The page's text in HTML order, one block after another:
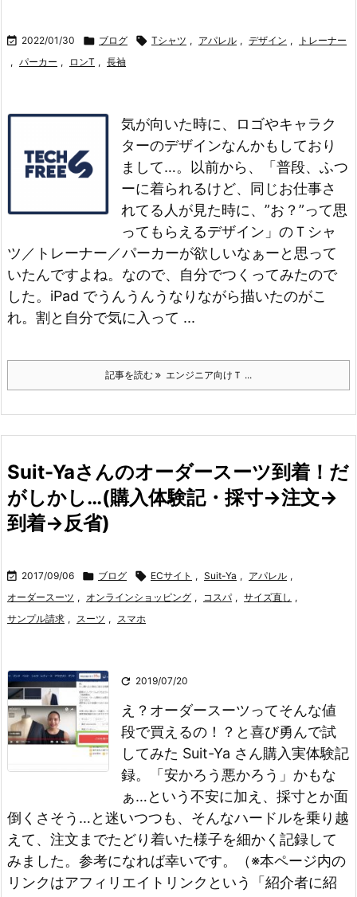
 2022/01/30  ブログ  Tシャツ , アパレル , デザイン ,
トレーナー
, パーカー , ロンT , 長袖
気が向いた時に、ロゴやキャラク
ターのデザインなんかもしており
まして…。
以前から、「普段、ふつ
ーに着られるけど、同じお仕事さ
れてる人が見た時に、”お？”って思
ってもらえるデザイン」のＴシャ
ツ／トレーナー／パーカーが欲しいなぁーと思って
いたんですよね。 なので、自分でつくってみたので
した。 iPad でうんうんうなりながら描いたのがこ
れ。割と自分で気に入って ...
記事を読む エンジニア向けＴ ...
Suit-Yaさんのオーダースーツ到着！だ
がしかし…(購入体験記・採寸→注文→
到着→反省)
 2017/09/06  ブログ  ECサイト , Suit-Ya , アパレル ,
オーダースーツ , オンラインショッピング , コスパ , サイズ直し ,
サンプル請求 , スーツ , スマホ
 2019/07/20
え？オーダースーツってそんな値
段で買えるの！？と喜び勇んで試
してみた Suit-Ya さん購入実体験記
録。「安かろう悪かろう」かもな
ぁ…という不安に加え、採寸とか面
倒くさそう…と迷いつつも、そんなハードルを乗り越
えて、注文までたどり着いた様子を細かく記録して
みました。参考になれば幸いです。（※本ページ内の
リンクはアフィリエイトリンクという「紹介者に紹